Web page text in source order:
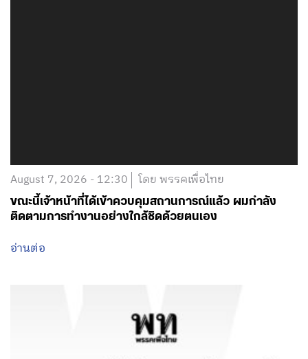
August 7, 2026 - 12:30 โดย พรรคเพื่อไทย
ขณะนี้เจ้าหน้าที่ได้เข้าควบคุมสถานการณ์แล้ว ผมกำลัง
ติดตามการทำงานอย่างใกล้ชิดด้วยตนเอง
อ่านต่อ